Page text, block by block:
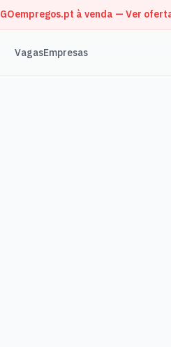
GOempregos.pt à venda — Ver
VagasEmpresas